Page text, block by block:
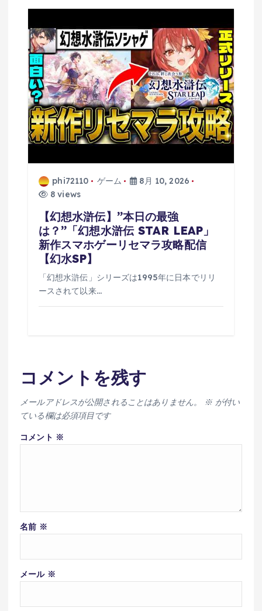
phi72110 ゲーム
8月 10, 2026
8 views
【幻想水滸伝】”本日の最強
は？”「幻想水滸伝 STAR LEAP」
新作スマホゲーリセマラ攻略配信
【幻水SP】
「幻想水滸伝」シリーズは1995年に日本でリリ
ースされて以来…
コメントを残す
メールアドレスが公開されることはありません。 ※が付い
ている欄は必須項目です
コメント ※
名前 ※
メール ※